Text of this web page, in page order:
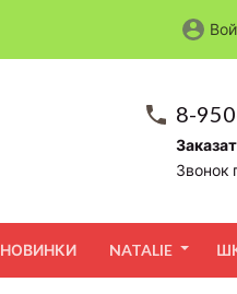
8-
Звонок
НОВИНКИ NATALIE